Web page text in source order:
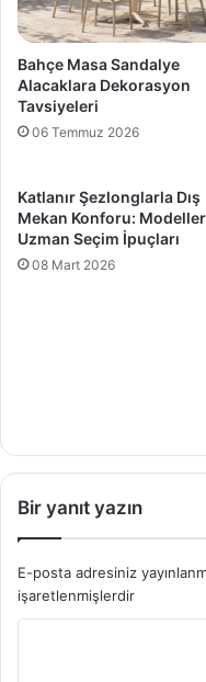
Bahçe Masa Sandalye
Alacaklara Dekorasyon
Tavsiyeleri
06 Temmuz 2026
Katlanır Şezlonglarla Dış
Mekan Konforu:
Uzman Seçim İpuçları
08 Mart 2026
Bir yanıt yazın
E-posta adresiniz
işaretlenmişlerdir